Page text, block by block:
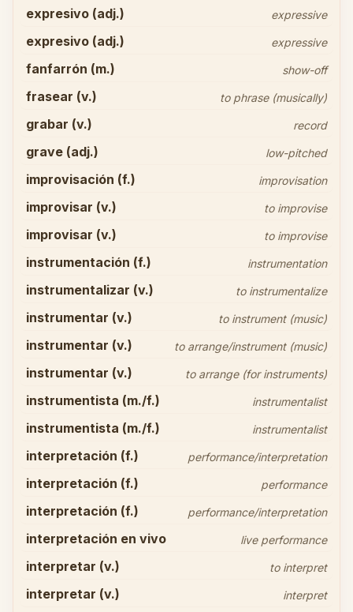
expresivo (adj.) expressive
expresivo (adj.) expressive
fanfarrón (m.) show-off
frasear (v.) to phrase (musically)
grabar (v.) record
grave (adj.) low-pitched
improvisación (f.) improvisation
improvisar (v.) to improvise
improvisar (v.) to improvise
instrumentación (f.) instrumentation
instrumentalizar (v.) to instrumentalize
instrumentar (v.) to instrument (music)
instrumentar (v.) to arrange/instrument (music)
instrumentar (v.) to arrange (for instruments)
instrumentista (m./f.) instrumentalist
instrumentista (m./f.) instrumentalist
interpretación (f.) performance/interpretation
interpretación (f.) performance
interpretación (f.) performance/interpretation
interpretación en vivo live performance
interpretar (v.) to interpret
interpretar (v.) interpret